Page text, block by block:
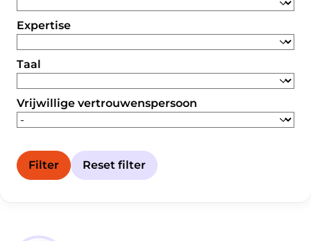
Expertise
Taal
Vrijwillige vertrouwenspersoon
Filter Reset filter